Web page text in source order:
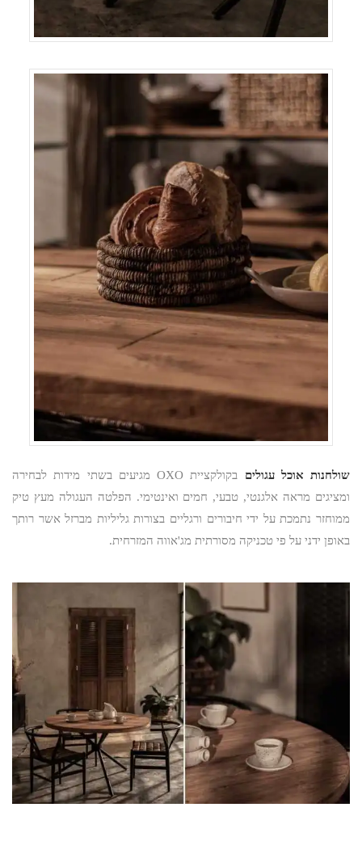
שולחנות אוכל עגולים
בקולקציית OXO מגיעים בשתי מידות לבחירה
ומציגים מראה אלגנטי, טבעי, חמים ואינטימי. הפלטה העגולה מעץ טיק
ממוחזר נתמכת על ידי חיבורים ורגליים בצורות גליליות מברזל אשר רותך
באופן ידני על פי טכניקה מסורתית מג'אווה המזרחית.